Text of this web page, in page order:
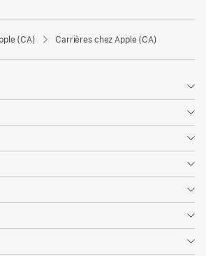
(CA) Carrières chez Apple (CA)